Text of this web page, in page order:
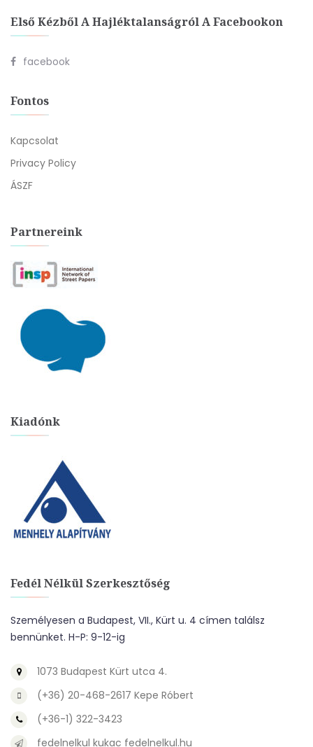
Első Kézből A Hajléktalanságról A Facebookon
facebook
Fontos
Kapcsolat
Privacy Policy
ÁSZF
Partnereink
Kiadónk
Fedél Nélkül Szerkesztőség
Személyesen a Budapest, VII., Kürt u. 4 címen találsz
bennünket. H-P: 9-12-ig
1073 Budapest Kürt utca 4.
(+36) 20-468-2617 Kepe Róbert
(+36-1) 322-3423
fedelnelkul kukac fedelnelkul.hu